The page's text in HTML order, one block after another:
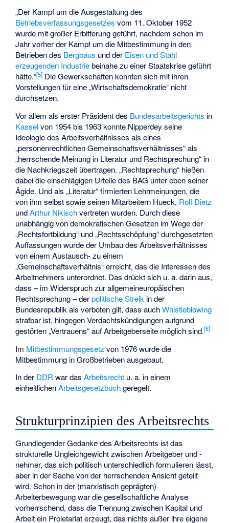
„Der Kampf um die Ausgestaltung des
Betriebsverfassungsgesetzes vom 11. Oktober 1952
wurde mit großer Erbitterung geführt, nachdem schon im
Jahr vorher der Kampf um die Mitbestimmung in den
Betrieben des Bergbaus und der Eisen und Stahl
erzeugenden Industriebeinahe zu einer Staatskrise geführt
hätte.“[5] Die Gewerkschaften konnten sich mit ihren
Vorstellungen für eine „Wirtschaftsdemokratie“ nicht
durchsetzen.
Vor allem als erster Präsident des Bundesarbeitsgerichts in
Kasselvon 1954 bis 1963 konnte Nipperdey seine
Ideologie des Arbeitsverhältnisses als eines
„personenrechtlichen Gemeinschaftsverhältnisses“ als
„herrschende Meinung in Literatur und Rechtsprechung“ in
die Nachkriegszeit übertragen. „Rechtsprechung“ hießen
dabei die einschlägigen Urteile des BAG unter eben seiner
Ägide. Und als „Literatur“ firmierten Lehrmeinungen, die
von ihm selbst sowie seinen Mitarbeitern Hueck, Rolf Dietz
undArthur Nikischvertreten wurden. Durch diese
unabhängig von demokratischen Gesetzen im Wege der
„Rechtsfortbildung“ und „Rechtsschöpfung“ durchgesetzten
Auffassungen wurde der Umbau des Arbeitsverhältnisses
von einem Austausch- zu einem
„Gemeinschaftsverhältnis“ erreicht, das die Interessen des
Arbeitnehmers unterordnet. Das drückt sich u. a. darin aus,
dass – im Widerspruch zur allgemeineuropäischen
Rechtsprechung – derpolitische Streik in der
Bundesrepublik als verboten gilt, dass auchWhistleblowing
strafbar ist, hingegen Verdachtskündigungen aufgrund
gestörten „Vertrauens“ auf Arbeitgeberseite möglich sind.[6]
Im Mitbestimmungsgesetz von 1976 wurde die
Mitbestimmung in Großbetrieben ausgebaut.
In der DDRwar dasArbeitsrecht u. a. in einem
einheitlichenArbeitsgesetzbuchgeregelt.
Strukturprinzipien des Arbeitsrechts
Grundlegender Gedanke des Arbeitsrechts ist das
strukturelle Ungleichgewicht zwischen Arbeitgeber und -
nehmer, das sich politisch unterschiedlich formulieren lässt,
aber in der Sache von der herrschenden Ansicht geteilt
wird. Schon in der (marxistisch geprägten)
Arbeiterbewegung war die gesellschaftliche Analyse
vorherrschend, dass die Trennung zwischen Kapital und
Arbeit ein Proletariat erzeugt, das nichts außer ihre eigene